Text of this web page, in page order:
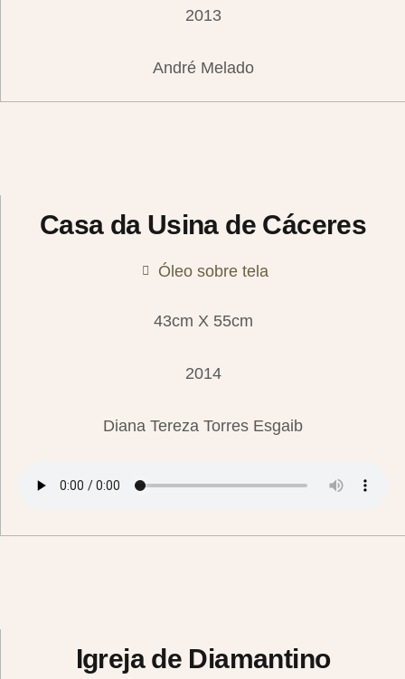
2013
André Melado
Casa da Usina de Cáceres
Óleo sobre tela
43cm X 55cm
2014
Diana Tereza Torres Esgaib
Igreja de Diamantino